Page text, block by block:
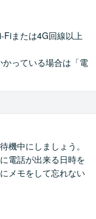
する場合がありま
Fiまたは4G回線以上
っている場合は「電
機中にしましょう。
電話が出来る日時を
メモをして忘れない